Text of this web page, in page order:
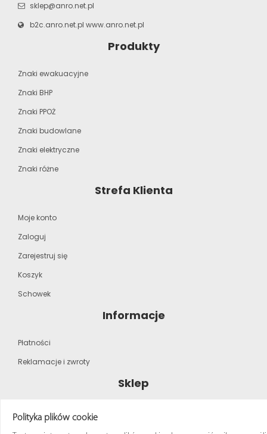
sklep@anro.net.pl
b2c.anro.net.pl www.anro.net.pl
Produkty
Znaki ewakuacyjne
Znaki BHP
Znaki PPOŻ
Znaki budowlane
Znaki elektryczne
Znaki różne
Strefa Klienta
Moje konto
Zaloguj
Zarejestruj się
Koszyk
Schowek
Informacje
Płatności
Reklamacje i zwroty
Sklep
Strona główna
Katalog produktów
Polityka plików cookie